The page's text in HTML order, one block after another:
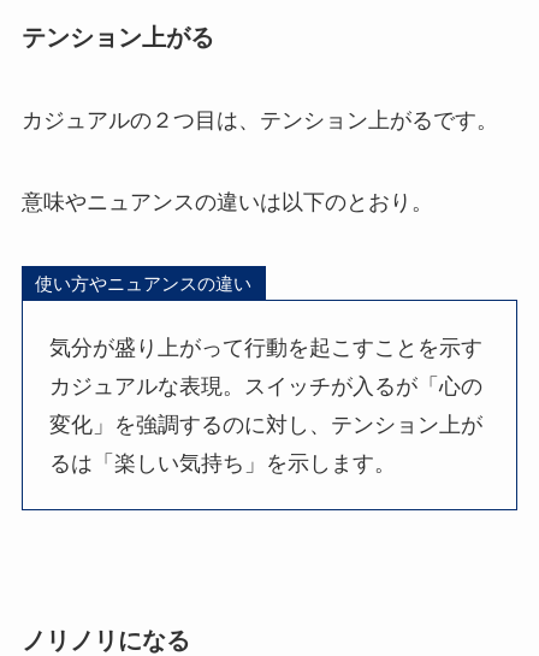
テンション上がる
カジュアルの２つ目は、テンション上がるです。
意味やニュアンスの違いは以下のとおり。
使い方やニュアンスの違い
気分が盛り上がって行動を起こすことを示す
カジュアルな表現。スイッチが入るが「心の
変化」を強調するのに対し、テンション上が
るは「楽しい気持ち」を示します。
ノリノリになる